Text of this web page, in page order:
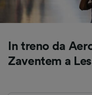
In treno da
Zaventem a
Utilizzare dati di
Scansione attiva
Archiviare
accedervi.
personalizzati,